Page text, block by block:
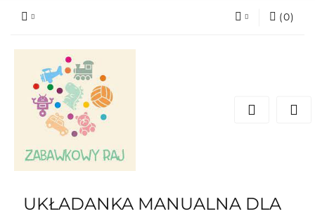
(0)
UKŁADANKA MANUALNA DLA